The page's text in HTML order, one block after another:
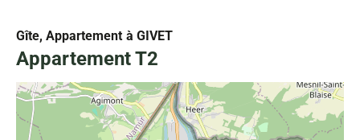
Gîte, Appartement à GIVET
Appartement T2